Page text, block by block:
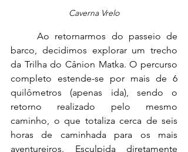
Caverna Vrelo
	Ao retornarmos do passeio de
barco, decidimos explorar um trecho
da Trilha do Cânion Matka. O percurso
completo estende-se por mais de 6
quilômetros (apenas ida), sendo o
retorno realizado pelo mesmo
caminho, o que totaliza cerca de seis
horas de caminhada para os mais
aventureiros. Esculpida diretamente